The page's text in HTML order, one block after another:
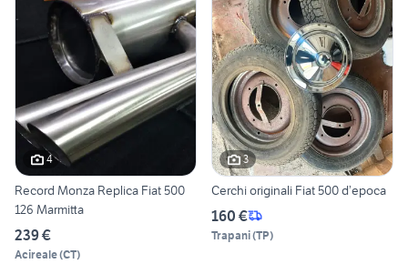
4
Record Monza Replica Fiat 500
126 Marmitta
239 €
Acireale(CT)
3
Cerchi originali Fiat 500 d’epoca
160 €
Trapani(TP)